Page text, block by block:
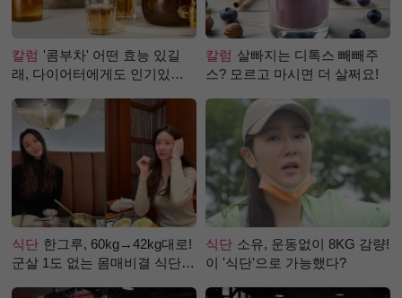
칼럼 '콤부차' 어떤 효능 있길
래, 다이어터에게도 인기있는
칼럼 살빠지는 디톡스 빼빼주
스? 모르고 마시면 더 살쩌요!
식단 한그루, 60kg→42kg대로!
군살 1도 없는 몸매비결 식단
식단 소유, 운동없이 8KG 감량!
이 '식단'으로 가능했다?